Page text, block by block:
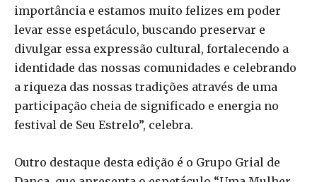
importância e estamos muito felizes em poder
levar esse espetáculo, buscando preservar e
divulgar essa expressão cultural, fortalecendo a
identidade das nossas comunidades e celebrando
a riqueza das nossas tradições através de uma
participação cheia de significado e energia no
festival de Seu Estrelo”, celebra.
Outro destaque desta edição é o Grupo Grial de